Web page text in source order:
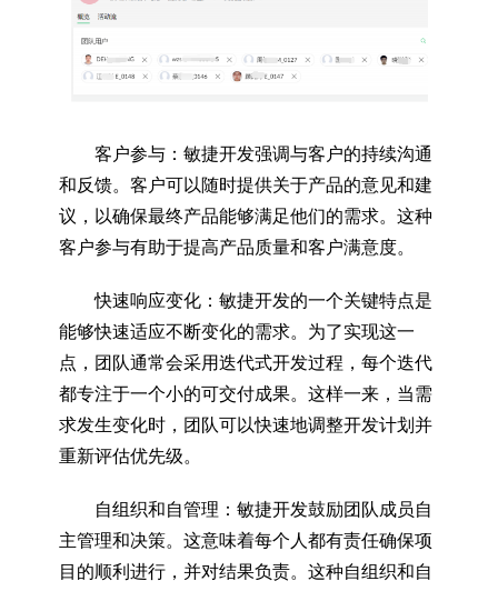
客户参与：敏捷开发强调与客户的持续沟通
和反馈。客户可以随时提供关于产品的意见和建
议，以确保最终产品能够满足他们的需求。这种
客户参与有助于提高产品质量和客户满意度。
快速响应变化：敏捷开发的一个关键特点是
能够快速适应不断变化的需求。为了实现这一
点，团队通常会采用迭代式开发过程，每个迭代
都专注于一个小的可交付成果。这样一来，当需
求发生变化时，团队可以快速地调整开发计划并
重新评估优先级。
自组织和自管理：敏捷开发鼓励团队成员自
主管理和决策。这意味着每个人都有责任确保项
目的顺利进行，并对结果负责。这种自组织和自